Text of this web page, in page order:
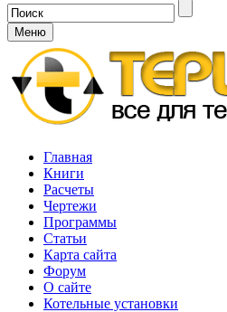
Меню
Главная
Книги
Расчеты
Чертежи
Программы
Статьи
Карта сайта
Форум
О сайте
Котельные установки